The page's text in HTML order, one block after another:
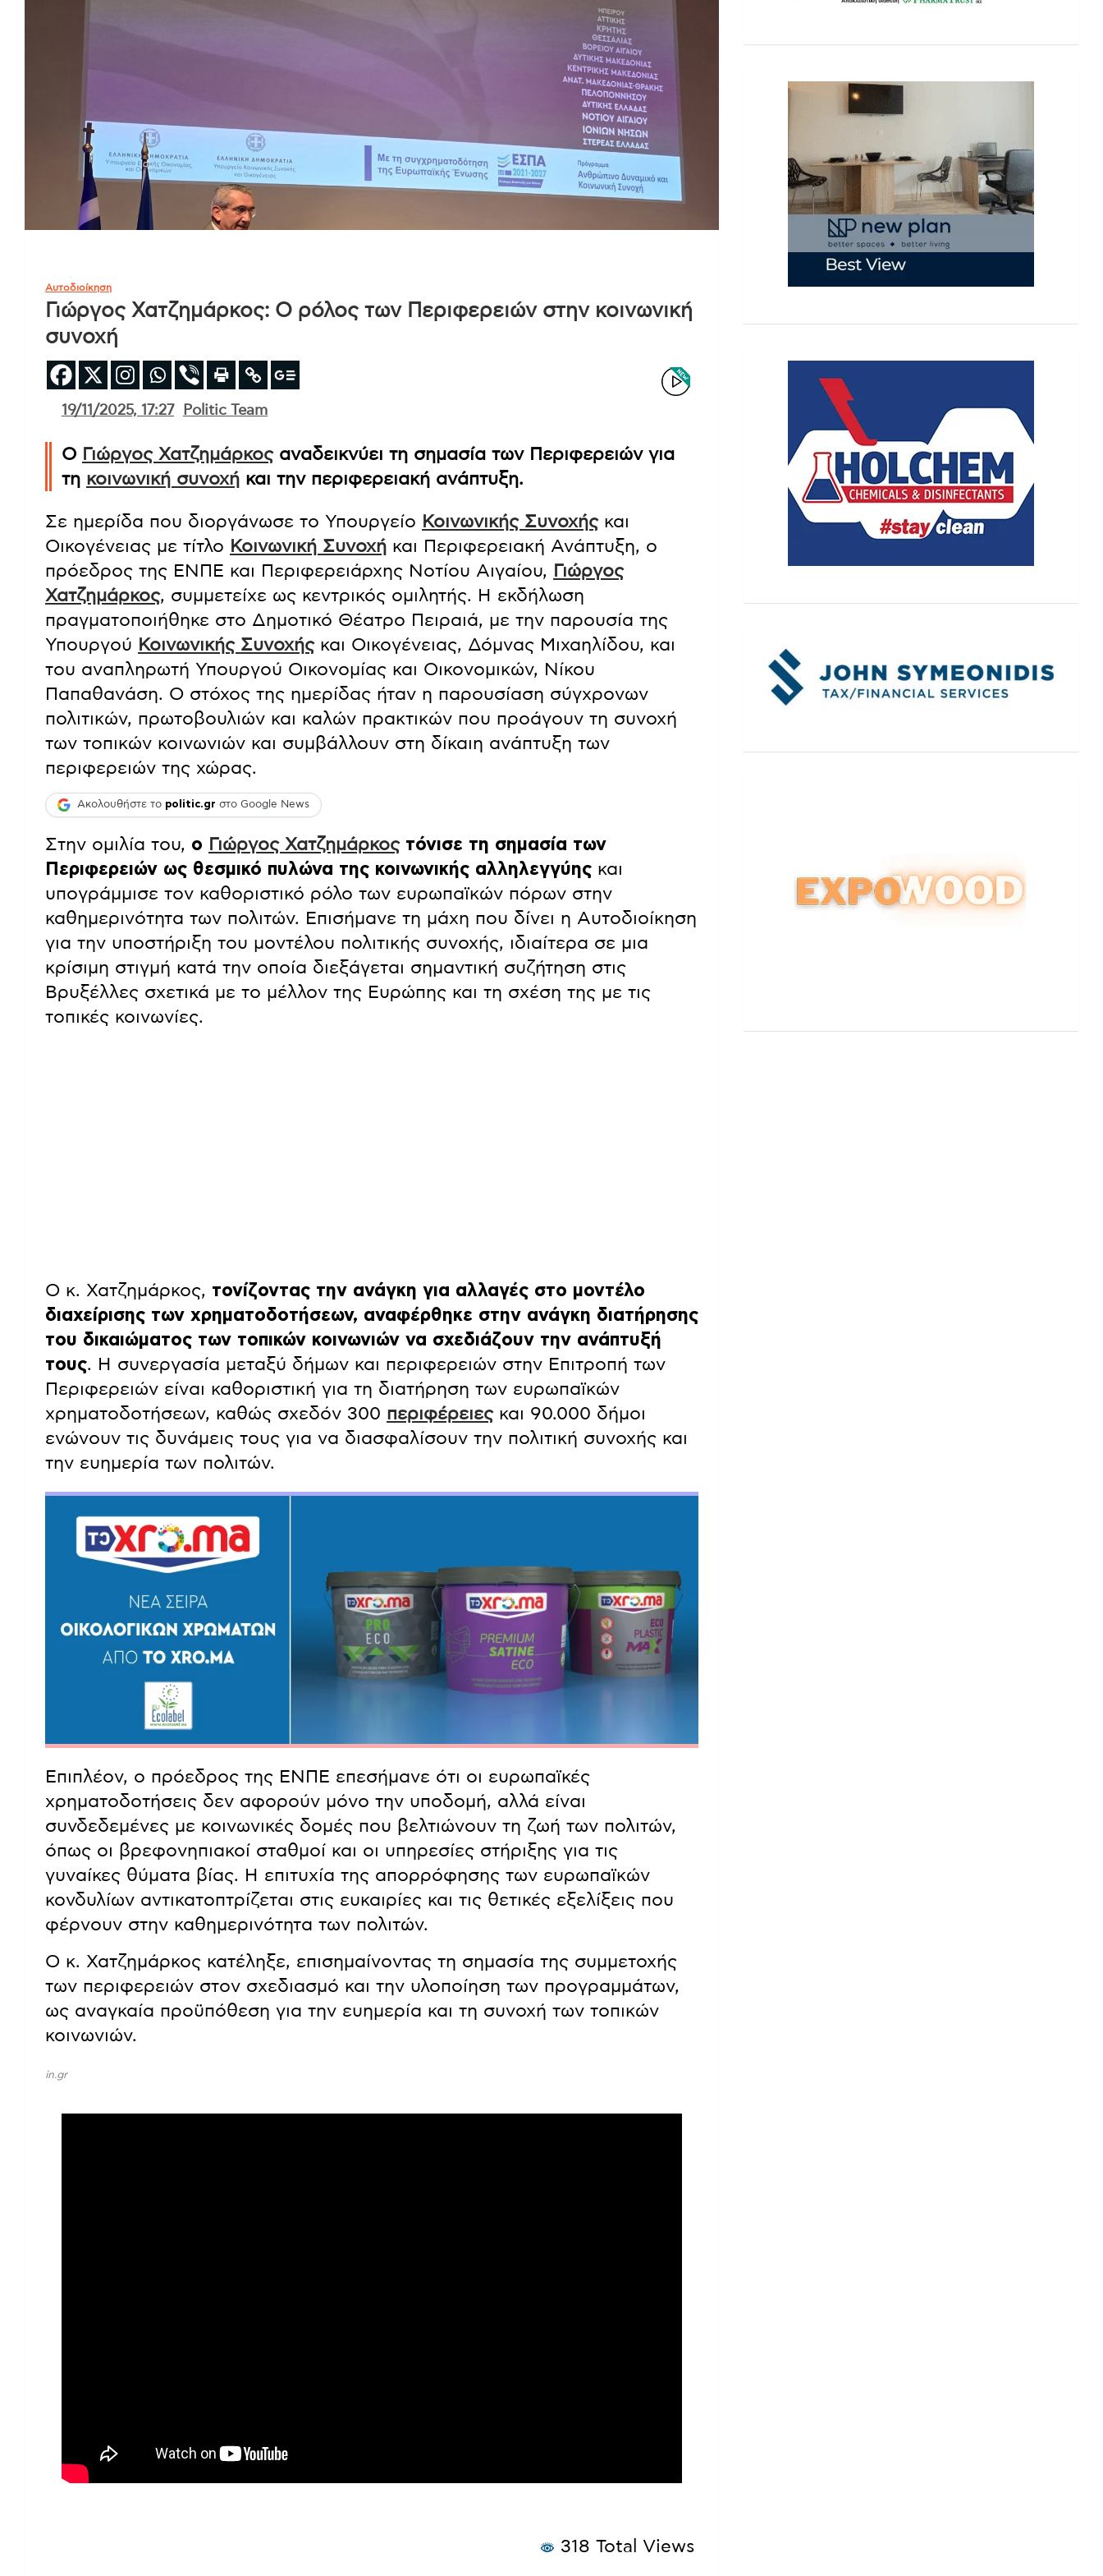
Αυτοδιοίκηση
Γιώργος Χατζημάρκος: Ο ρόλος των Περιφερειών στην κοινωνική
συνοχή
19/11/2025, 17:27 Politic Team
Ο Γιώργος Χατζημάρκοςαναδεικνύει τη σημασία των Περιφερειών για
τη κοινωνική συνοχή και την περιφερειακή ανάπτυξη.
Σε ημερίδα που διοργάνωσε το Υπουργείο Κοινωνικής Συνοχήςκαι
Οικογένειας με τίτλο Κοινωνική Συνοχή και Περιφερειακή Ανάπτυξη, ο
πρόεδρος της ΕΝΠΕ και Περιφερειάρχης Νοτίου Αιγαίου,
Γιώργος
Χατζημάρκος, συμμετείχε ως κεντρικός ομιλητής. Η εκδήλωση
πραγματοποιήθηκε στο Δημοτικό Θέατρο Πειραιά, με την παρουσία της
Υπουργού Κοινωνικής Συνοχήςκαι Οικογένειας, Δόμνας Μιχαηλίδου, και
του αναπληρωτή Υπουργού Οικονομίας και Οικονομικών, Νίκου
Παπαθανάση. Ο στόχος της ημερίδας ήταν η παρουσίαση σύγχρονων
πολιτικών, πρωτοβουλιών και καλών πρακτικών που προάγουν τη συνοχή
των τοπικών κοινωνιών και συμβάλλουν στη δίκαιη ανάπτυξη των
περιφερειών της χώρας.
Ακολουθήστε το politic.gr στο Google News
Στην ομιλία του, ο Γιώργος Χατζημάρκοςτόνισε τη σημασία των
Περιφερειών ως θεσμικό πυλώνα της κοινωνικής αλληλεγγύης και
υπογράμμισε τον καθοριστικό ρόλο των ευρωπαϊκών πόρων στην
καθημερινότητα των πολιτών. Επισήμανε τη μάχη που δίνει η Αυτοδιοίκηση
για την υποστήριξη του μοντέλου πολιτικής συνοχής, ιδιαίτερα σε μια
κρίσιμη στιγμή κατά την οποία διεξάγεται σημαντική συζήτηση στις
Βρυξέλλες σχετικά με το μέλλον της Ευρώπης και τη σχέση της με τις
τοπικές κοινωνίες.
Ο κ. Χατζημάρκος, τονίζοντας την ανάγκη για αλλαγές στο μοντέλο
διαχείρισης των χρηματοδοτήσεων, αναφέρθηκε στην ανάγκη διατήρησης
του δικαιώματος των τοπικών κοινωνιών να σχεδιάζουν την ανάπτυξή
τους. Η συνεργασία μεταξύ δήμων και περιφερειών στην Επιτροπή των
Περιφερειών είναι καθοριστική για τη διατήρηση των ευρωπαϊκών
χρηματοδοτήσεων, καθώς σχεδόν 300 περιφέρειεςκαι 90.000 δήμοι
ενώνουν τις δυνάμεις τους για να διασφαλίσουν την πολιτική συνοχής και
την ευημερία των πολιτών.
Επιπλέον, ο πρόεδρος της ΕΝΠΕ επεσήμανε ότι οι ευρωπαϊκές
χρηματοδοτήσεις δεν αφορούν μόνο την υποδομή, αλλά είναι
συνδεδεμένες με κοινωνικές δομές που βελτιώνουν τη ζωή των πολιτών,
όπως οι βρεφονηπιακοί σταθμοί και οι υπηρεσίες στήριξης για τις
γυναίκες θύματα βίας. Η επιτυχία της απορρόφησης των ευρωπαϊκών
κονδυλίων αντικατοπτρίζεται στις ευκαιρίες και τις θετικές εξελίξεις που
φέρνουν στην καθημερινότητα των πολιτών.
Ο κ. Χατζημάρκος κατέληξε, επισημαίνοντας τη σημασία της συμμετοχής
των περιφερειών στον σχεδιασμό και την υλοποίηση των προγραμμάτων,
ως αναγκαία προϋπόθεση για την ευημερία και τη συνοχή των τοπικών
κοινωνιών.
in.gr
318 Total Views